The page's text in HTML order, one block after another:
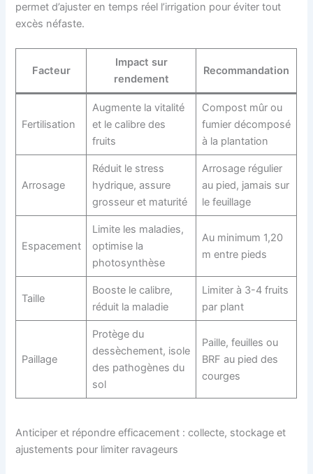
permet d’ajuster en temps réel l’irrigation pour éviter tout
excès néfaste.
Facteur
Impact sur
rendement
Recommandation
Fertilisation
Augmente la vitalité
et le calibre des
fruits
Compost mûr ou
fumier décomposé
à la plantation
Arrosage
Réduit le stress
hydrique, assure
grosseur et maturité
Arrosage régulier
au pied, jamais sur
le feuillage
Espacement
Limite les maladies,
optimise la
photosynthèse
Au minimum 1,20
m entre pieds
Taille
Booste le calibre,
réduit la maladie
Limiter à 3-4 fruits
par plant
Paillage
Protège du
dessèchement, isole
des pathogènes du
sol
Paille, feuilles ou
BRF au pied des
courges
Anticiper et répondre efficacement : collecte, stockage et
ajustements pour limiter ravageurs